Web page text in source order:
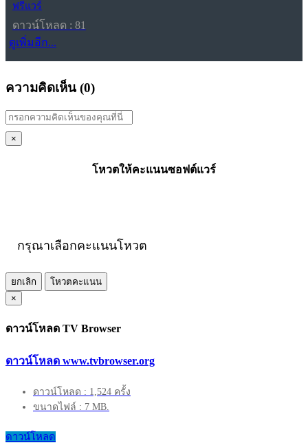
ฟรีแวร์
ดาวน์โหลด : 81
ดูเพิ่มอีก...
ความคิดเห็น (0)
×
โหวตให้คะแนนซอฟต์แวร์
กรุณาเลือกคะแนนโหวต
ยกเลิก
โหวตคะแนน
×
ดาวน์โหลด TV Browser
ดาวน์โหลด www.tvbrowser.org
ดาวน์โหลด : 1,524 ครั้ง
ขนาดไฟล์ : 7 MB.
ดาวน์โหลด